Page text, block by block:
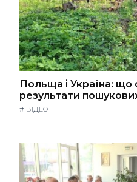
Польща і Україна: що
результати
# ВІДЕО